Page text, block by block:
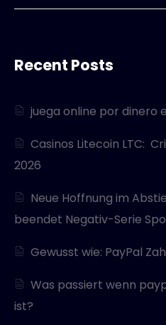
Recent Posts
juega online por dinero
Casinos Litecoin LTC:
2026
Neue Hoffnung im
beendet Negativ-Serie
Gewusst wie: PayPal
Was passiert wenn
ist?